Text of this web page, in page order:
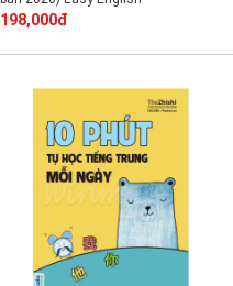
Conversation
198,000đ